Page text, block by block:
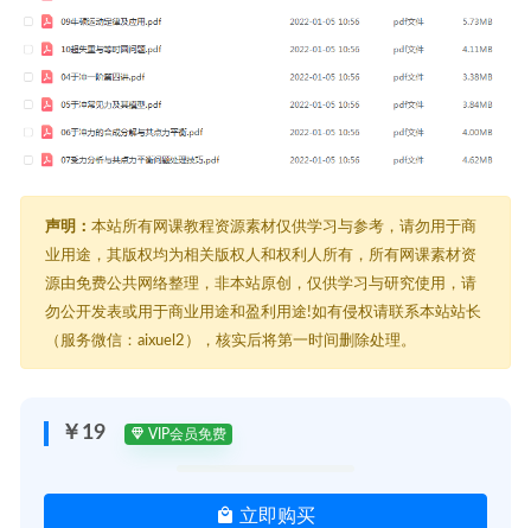
声明： 本站所有网课教程资源素材仅供学习与参考，请勿用于商
业用途，其版权均为相关版权人和权利人所有，所有网课素材资
源由免费公共网络整理，非本站原创，仅供学习与研究使用，请
勿公开发表或用于商业用途和盈利用途!如有侵权请联系本站站长
（服务微信：aixuel2），核实后将第一时间删除处理。
￥19 VIP会员免费
立即购买